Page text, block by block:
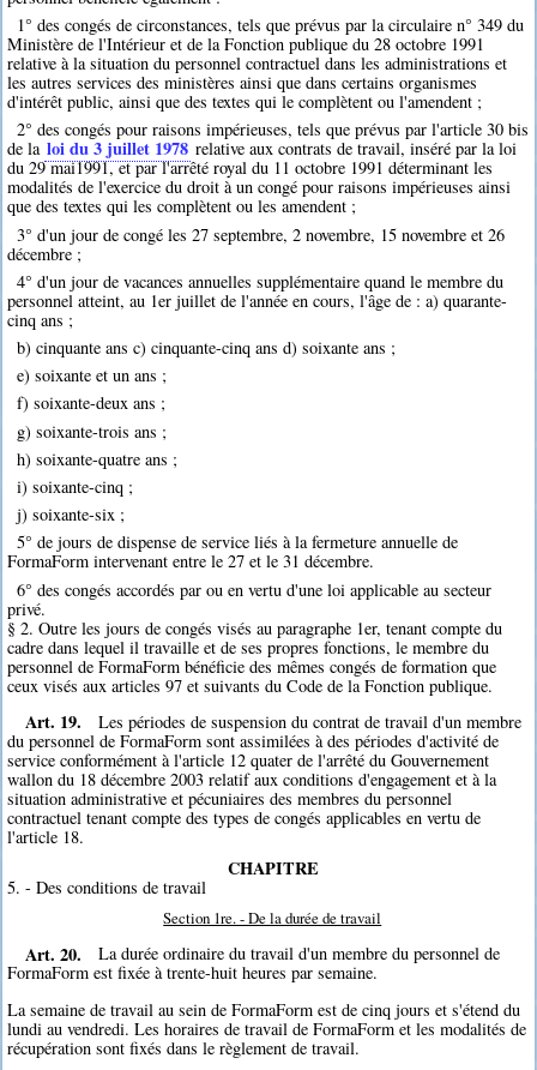
1° des congés de circonstances, tels que prévus par la circulaire n° 349 du
Ministère de l'Intérieur et de la Fonction publique du 28 octobre 1991
relative à la situation du personnel contractuel dans les administrations et
les autres services des ministères ainsi que dans certains organismes
d'intérêt public, ainsi que des textes qui le complètent ou l'amendent ;
2° des congés pour raisons impérieuses, tels que prévus par l'article 30 bis
de la loi du 3 juillet 1978 relative aux contrats de travail, inséré par la loi
du 29 mai1991, et par l'arrêté royal du 11 octobre 1991 déterminant les
modalités de l'exercice du droit à un congé pour raisons impérieuses ainsi
que des textes qui les complètent ou les amendent ;
3° d'un jour de congé les 27 septembre, 2 novembre, 15 novembre et 26
décembre ;
4° d'un jour de vacances annuelles supplémentaire quand le membre du
personnel atteint, au 1er juillet de l'année en cours, l'âge de : a) quarante-
cinq ans ;
b) cinquante ans c) cinquante-cinq ans d) soixante ans ;
e) soixante et un ans ;
f) soixante-deux ans ;
g) soixante-trois ans ;
h) soixante-quatre ans ;
i) soixante-cinq ;
j) soixante-six ;
5° de jours de dispense de service liés à la fermeture annuelle de
FormaForm intervenant entre le 27 et le 31 décembre.
6° des congés accordés par ou en vertu d'une loi applicable au secteur
privé.
§ 2. Outre les jours de congés visés au paragraphe 1er, tenant compte du
cadre dans lequel il travaille et de ses propres fonctions, le membre du
personnel de FormaForm bénéficie des mêmes congés de formation que
ceux visés aux articles 97 et suivants du Code de la Fonction publique.
Art. 19.
Les périodes de suspension du contrat de travail d'un membre
du personnel de FormaForm sont assimilées à des périodes d'activité de
service conformément à l'article 12 quater de l'arrêté du Gouvernement
wallon du 18 décembre 2003 relatif aux conditions d'engagement et à la
situation administrative et pécuniaires des membres du personnel
contractuel tenant compte des types de congés applicables en vertu de
l'article 18.
CHAPITRE
5. - Des conditions de travail
Section 1re. - De la durée de travail
Art. 20.
La durée ordinaire du travail d'un membre du personnel de
FormaForm est fixée à trente-huit heures par semaine.
La semaine de travail au sein de FormaForm est de cinq jours et s'étend du
lundi au vendredi. Les horaires de travail de FormaForm et les modalités de
récupération sont fixés dans le règlement de travail.